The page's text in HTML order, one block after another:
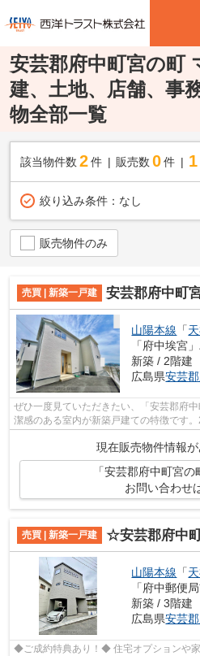
安芸郡府中町宮の町
建、土地、店舗、事
物全部一覧
該当物件数 2件 販売数 0 件
絞り込み条件： なし
販売物件のみ
売買 | 新築一戸建 安芸郡府中町
山陽本線 「
「府中埃宮
新築 / 2階建
広島県安芸
ぜひ一度見ていただきたい、「安芸郡府
潔感のある室内が新築戸建ての特徴です
現在販売物件情報が
「安芸郡府中町宮
お問い合わせ
売買 | 新築一戸建 ☆安芸郡府中町宮
山陽本線 「
「府中郵便
新築 / 3階建
広島県安芸
◆ご成約特典あり！◆ 住宅オプションや